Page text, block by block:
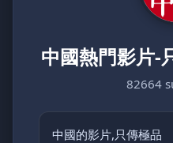
中國熱門影片-
82664
中國的影片,只傳極品